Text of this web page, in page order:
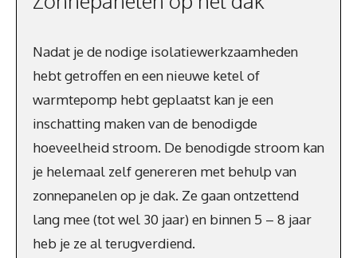
Nadat je de nodige isolatiewerkzaamheden
hebt getroffen en een nieuwe ketel of
warmtepomp hebt geplaatst kan je een
inschatting maken van de benodigde
hoeveelheid stroom. De benodigde stroom kan
je helemaal zelf genereren met behulp van
zonnepanelen op je dak. Ze gaan ontzettend
lang mee (tot wel 30 jaar) en binnen 5 – 8 jaar
heb je ze al terugverdiend.